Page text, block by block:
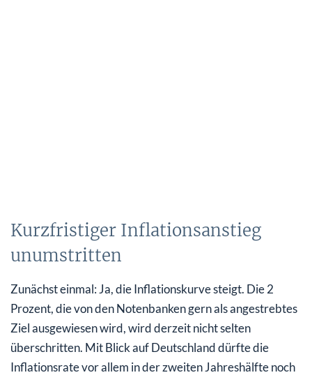
Kurzfristiger Inflationsanstieg
unumstritten
Zunächst einmal: Ja, die Inflationskurve steigt. Die 2
Prozent, die von den Notenbanken gern als angestrebtes
Ziel ausgewiesen wird, wird derzeit nicht selten
überschritten. Mit Blick auf Deutschland dürfte die
Inflationsrate vor allem in der zweiten Jahreshälfte noch